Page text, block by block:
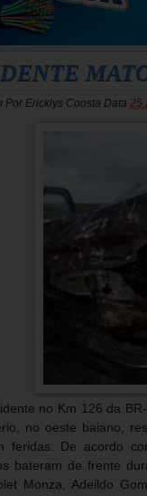
Por Ericklys Coosta Data
no Km 126 da
no oeste baiano,
feridas. De acordo
bateram de frente
Monza, Adeildo